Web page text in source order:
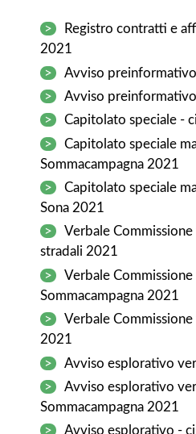
>
Registro contratti e
2021
>
Avviso
>
Avviso
>
Capitolato speciale -
>
Capitolato speciale
Sommacampagna 2021
>
Capitolato speciale
Sona 2021
>
Verbale
stradali 2021
>
Verbale
Sommacampagna 2021
>
Verbale
2021
>
Avviso esplorativo
>
Avviso esplorativo
Sommacampagna 2021
>
Avviso esplorativo -